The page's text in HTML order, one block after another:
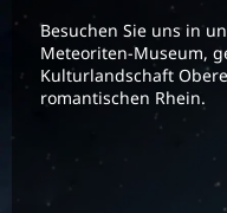
Besuchen Sie uns in
Meteoriten-Museum,
Kulturlandschaft
romantischen Rhein.